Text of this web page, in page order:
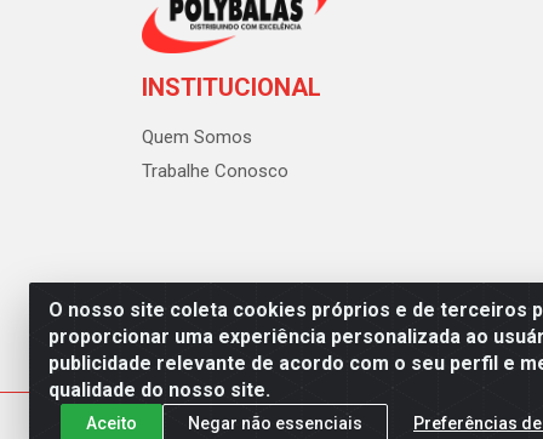
O nosso site coleta cookies próprios e de terceiros
proporcionar uma experiência personalizada ao
publicidade relevante de acordo com o seu perfil e
qualidade do nosso site.
Aceito Negar não essenciais Preferências
INSTITUCIONAL
Quem Somos
Trabalhe Conosco
Polybalas - Rua João Miguel